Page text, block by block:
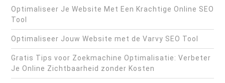
Optimaliseer Je Website Met Een Krachtige Online SEO
Tool
Optimaliseer Jouw Website met de Varvy SEO Tool
Gratis Tips voor Zoekmachine Optimalisatie: Verbeter
Je Online Zichtbaarheid zonder Kosten